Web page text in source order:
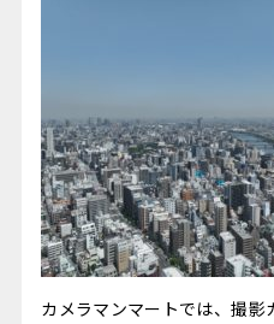
カメラマンマートでは、撮影